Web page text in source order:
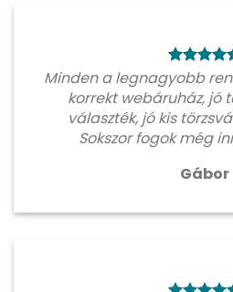
Minden a legnagyobb
korrekt webáruház, jó
választék, jó kis
Sokszor fogok még
Gábor